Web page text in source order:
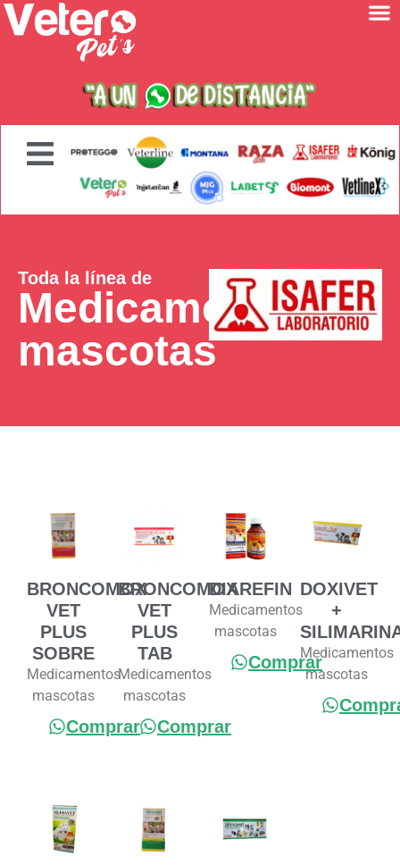
Toda la línea de
Medicamentos
mascotas
BRONCOMOX
VET
PLUS
SOBRE
Medicamentos
mascotas
Comprar
BRONCOMOX
VET
PLUS
TAB
Medicamentos
mascotas
Comprar
DIAREFIN
Medicamentos
mascotas
Comprar
DOXIVET
+
Medicamentos
mascotas